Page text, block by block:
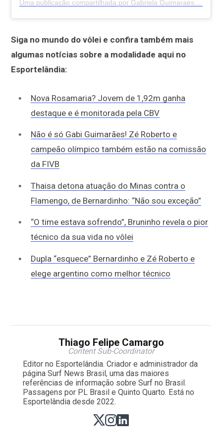
Siga no mundo do vôlei e confira também mais
algumas notícias sobre a modalidade aqui no
Esportelândia:
Nova Rosamaria? Jovem de 1,92m ganha
destaque e é monitorada pela CBV
Não é só Gabi Guimarães! Zé Roberto e
campeão olímpico também estão na comissão
da FIVB
Thaisa detona atuação do Minas contra o
Flamengo, de Bernardinho: “Não sou exceção”
“O time estava sofrendo”, Bruninho revela o pior
técnico da sua vida no vôlei
Dupla “esquece” Bernardinho e Zé Roberto e
elege argentino como melhor técnico
Thiago Felipe Camargo
Content Sub-Coordinator
Editor no Esportelândia. Criador e administrador da
página Surf News Brasil, uma das maiores
referências de informação sobre Surf no Brasil.
Passagens por PL Brasil e Quinto Quarto. Está no
Esportelândia desde 2022.